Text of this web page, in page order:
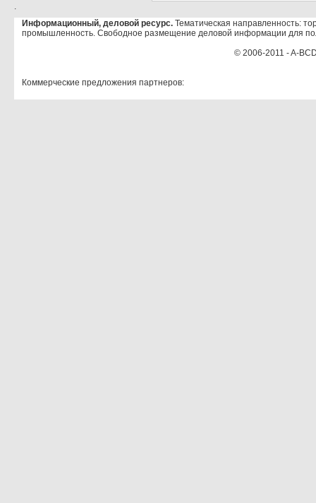
.
Информационный, деловой ресурс. Тематическая направленность:
промышленность. Свободное размещение деловой информации для
© 2006-2011 - A-
Коммерческие предложения партнеров: